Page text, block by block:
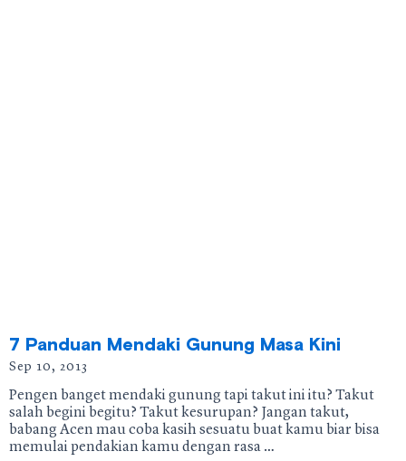
7 Panduan Mendaki Gunung Masa Kini
Sep 10, 2013
Pengen banget mendaki gunung tapi takut ini itu? Takut
salah begini begitu? Takut kesurupan? Jangan takut,
babang Acen mau coba kasih sesuatu buat kamu biar bisa
memulai pendakian kamu dengan rasa …